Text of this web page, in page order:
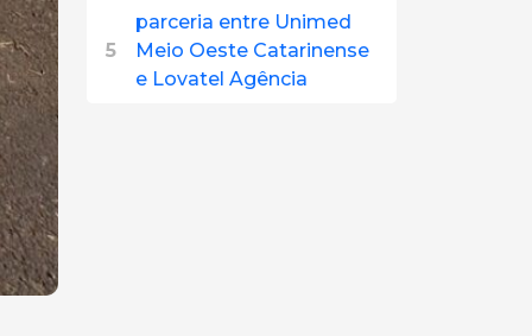
5
parceria entre Unimed
Meio Oeste Catarinense
e Lovatel Agência